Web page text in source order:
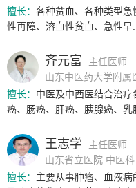
擅长： 各种贫血、各种类型
性再障、溶血性贫血、急性早...
齐元富
主任医师
山东中医药大学附属
擅长： 中医及中西医结合治
癌、肠癌、肝癌、胰腺癌、乳
王志学
主任医师
山东省立医院 中医科
擅长： 主要从事肿瘤、血液